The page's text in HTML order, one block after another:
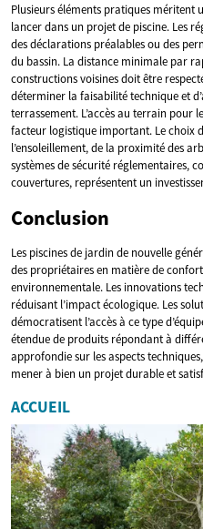
Plusieurs éléments pratiques
lancer dans un projet de piscine. Les
des déclarations préalables ou des
du bassin. La distance minimale par
constructions voisines doit être
déterminer la faisabilité technique et
terrassement. L’accès au terrain pour
facteur logistique important. Le choix
l’ensoleillement, de la proximité des
systèmes de sécurité réglementaires,
couvertures, représentent un
Conclusion
Les piscines de jardin de nouvelle
des propriétaires en matière de
environnementale. Les innovations
réduisant l’impact écologique. Les
démocratisent l’accès à ce type
étendue de produits répondant à
approfondie sur les aspects
mener à bien un projet durable et
ACCUEIL